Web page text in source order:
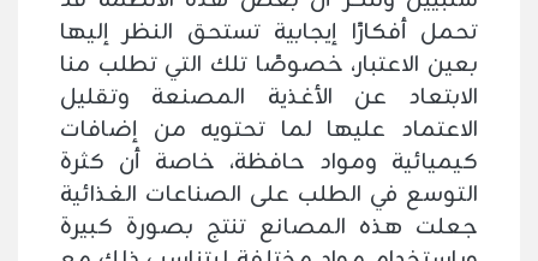
تحمل أفكارًا إيجابية تستحق النظر إليها
بعين الاعتبار، خصوصًا تلك التي تطلب منا
الابتعاد عن الأغذية المصنعة وتقليل
الاعتماد عليها لما تحتويه من إضافات
كيميائية ومواد حافظة، خاصة أن كثرة
التوسع في الطلب على الصناعات الغذائية
جعلت هذه المصانع تنتج بصورة كبيرة